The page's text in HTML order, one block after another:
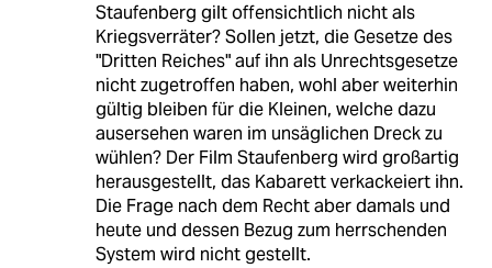
Staufenberg gilt offensichtlich nicht als
Kriegsverräter? Sollen jetzt, die Gesetze des
"Dritten Reiches" auf ihn als Unrechtsgesetze
nicht zugetroffen haben, wohl aber weiterhin
gültig bleiben für die Kleinen, welche dazu
ausersehen waren im unsäglichen Dreck zu
wühlen? Der Film Staufenberg wird großartig
herausgestellt, das Kabarett verkackeiert ihn.
Die Frage nach dem Recht aber damals und
heute und dessen Bezug zum herrschenden
System wird nicht gestellt.